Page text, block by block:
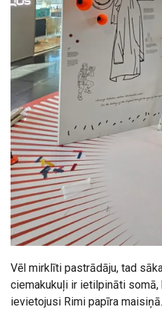
Vēl mirklīti pastrādāju, tad
ciemakukuļi ir ietilpināti
ievietojusi Rimi papīra